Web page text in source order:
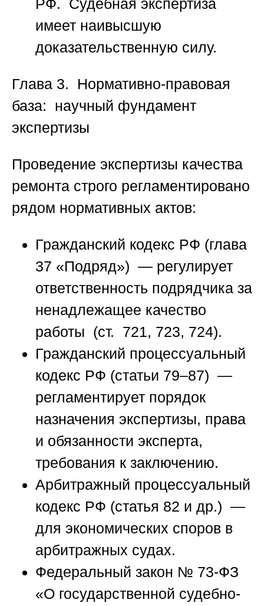
РФ. Судебная экспертиза
имеет наивысшую
доказательственную силу.
Глава 3. Нормативно-правовая
база: научный фундамент
экспертизы
Проведение экспертизы качества
ремонта строго регламентировано
рядом нормативных актов:
Гражданский кодекс РФ (глава
37 «Подряд») — регулирует
ответственность подрядчика за
ненадлежащее качество
работы (ст. 721, 723, 724).
Гражданский процессуальный
кодекс РФ (статьи 79–87) —
регламентирует порядок
назначения экспертизы, права
и обязанности эксперта,
требования к заключению.
Арбитражный процессуальный
кодекс РФ (статья 82 и др.) —
для экономических споров в
арбитражных судах.
Федеральный закон № 73-ФЗ
«О государственной судебно-